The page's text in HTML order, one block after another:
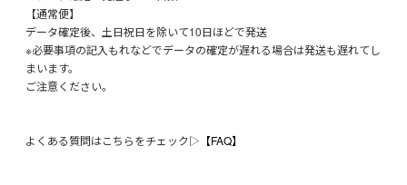
【通常便】
データ確定後、土日祝日を除いて10日ほどで発送
※必要事項の記入もれなどでデータの確定が遅れる場合は発送も遅れてし
まいます。
ご注意ください。
よくある質問はこちらをチェック▷ 【FAQ】